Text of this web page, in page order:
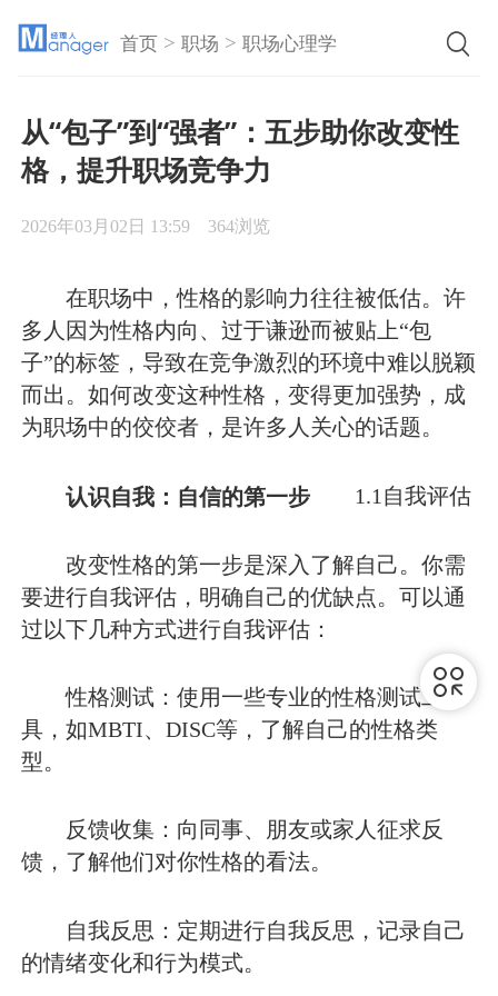
首页 >职场 >职场心理学
从“包子”到“强者”：五步助你改变性
格，提升职场竞争力
2026年03月02日 13:59 364浏览
在职场中，性格的影响力往往被低估。许
多人因为性格内向、过于谦逊而被贴上“包
子”的标签，导致在竞争激烈的环境中难以脱颖
而出。如何改变这种性格，变得更加强势，成
为职场中的佼佼者，是许多人关心的话题。
认识自我：自信的第一步 1.1自我评估
改变性格的第一步是深入了解自己。你需
要进行自我评估，明确自己的优缺点。可以通
过以下几种方式进行自我评估：
性格测试：使用一些专业的性格测试工
具，如MBTI、DISC等，了解自己的性格类
型。
反馈收集：向同事、朋友或家人征求反
馈，了解他们对你性格的看法。
自我反思：定期进行自我反思，记录自己
的情绪变化和行为模式。